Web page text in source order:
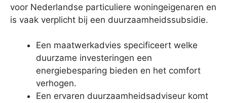
voor Nederlandse particuliere woningeigenaren en
is vaak verplicht bij een duurzaamheidssubsidie.
Een maatwerkadvies specificeert welke
duurzame investeringen een
energiebesparing bieden en het comfort
verhogen.
Een ervaren duurzaamheidsadviseur komt